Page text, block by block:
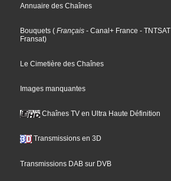
Annuaire des Chaînes
Bouquets ( Français - Canal+ France - TNTSAT
Fransat)
Le Cimetière des Chaînes
Images manquantes
Chaînes TV en Ultra Haute Définition
Transmissions en 3D
Transmissions DAB sur DVB